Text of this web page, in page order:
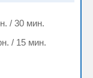
/ 30 мин.
/ 15 мин.